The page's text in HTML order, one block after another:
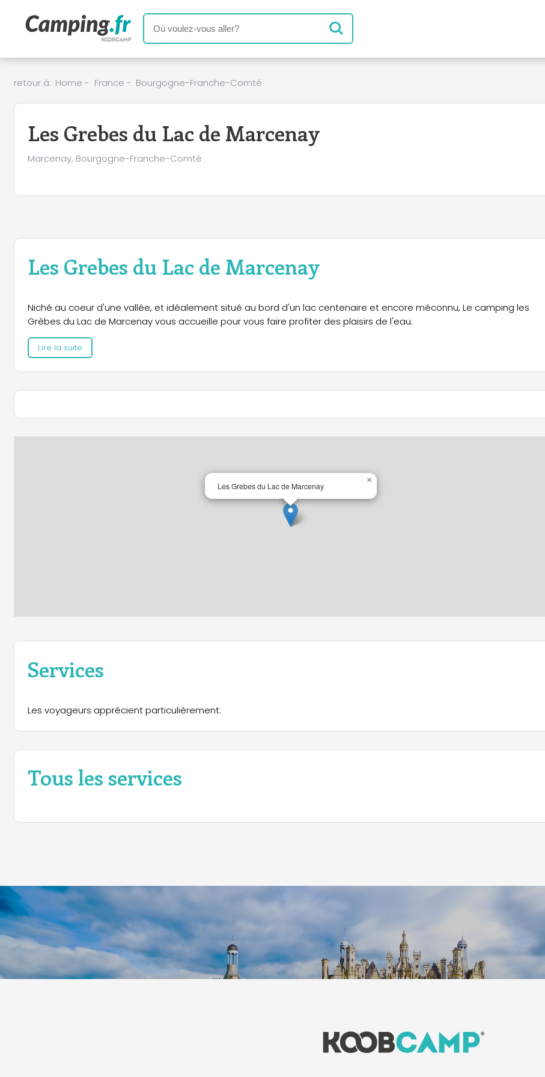
retour à: Home - France - Bourgogne-Franche-Comté
Les Grebes du Lac de Marcenay
Marcenay, Bourgogne-Franche-Comté
Les Grebes du Lac de Marcenay
Niché au coeur d'une vallée, et idéalement situé au bord d'un lac centenaire et encore méconnu, Le camping les
Grèbes du Lac de Marcenay vous accueille pour vous faire profiter des plaisirs de l'eau.
Lire la suite
Les Grebes du Lac de Marcenay
×
Services
Les voyageurs apprécient particulièrement:
Tous les services